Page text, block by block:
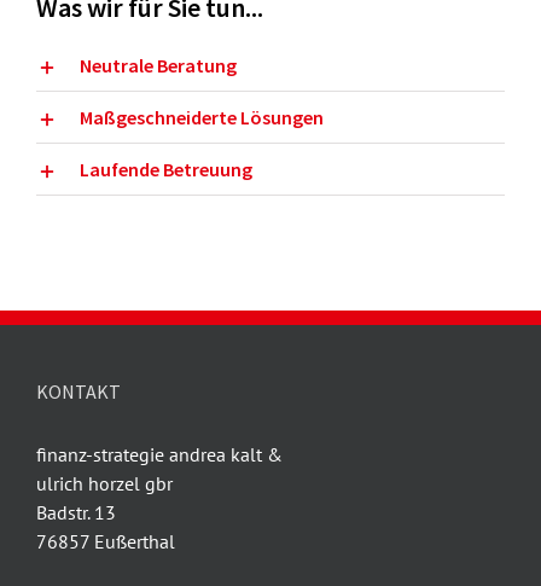
Neutrale Beratung
Maßgeschneiderte Lösungen
Laufende Betreuung
KONTAKT
finanz-strategie andrea kalt &
ulrich horzel gbr
Badstr. 13
76857 Eußerthal